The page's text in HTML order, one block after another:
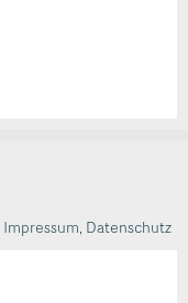
Impressum, Datenschutz